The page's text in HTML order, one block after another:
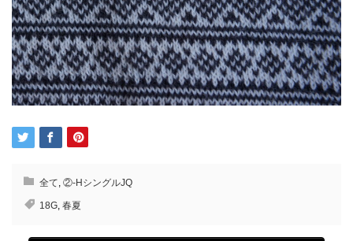
全て ②-HシングルJQ
18G 春夏